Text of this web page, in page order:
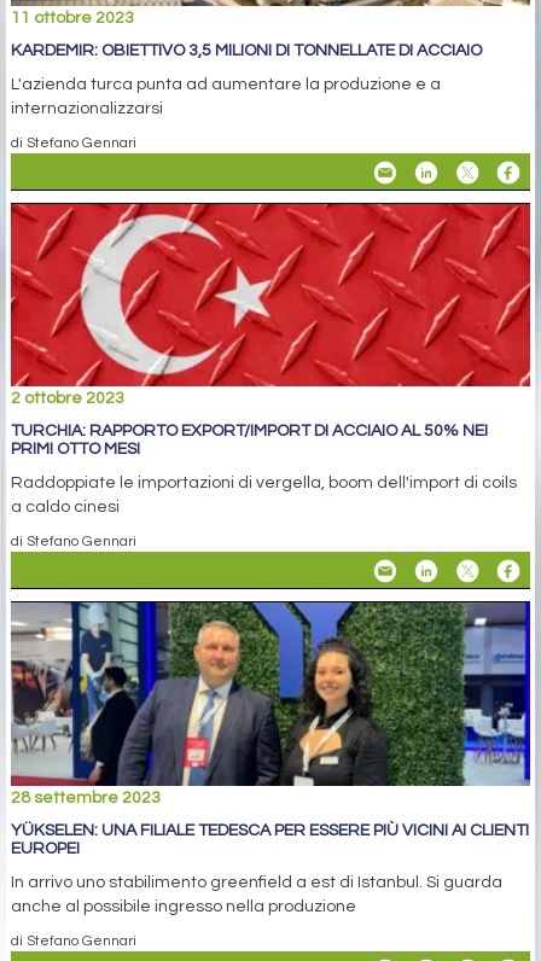
11 ottobre 2023
KARDEMIR: OBIETTIVO 3,5 MILIONI DI TONNELLATE DI ACCIAIO
L'azienda turca punta ad aumentare la produzione e a
internazionalizzarsi
di Stefano Gennari
2 ottobre 2023
TURCHIA: RAPPORTO EXPORT/IMPORT DI ACCIAIO AL 50% NEI
PRIMI OTTO MESI
Raddoppiate le importazioni di vergella, boom dell'import di coils
a caldo cinesi
di Stefano Gennari
28 settembre 2023
YÜKSELEN: UNA FILIALE TEDESCA PER ESSERE PIÙ VICINI AI CLIENTI
EUROPEI
In arrivo uno stabilimento greenfield a est di Istanbul. Si guarda
anche al possibile ingresso nella produzione
di Stefano Gennari